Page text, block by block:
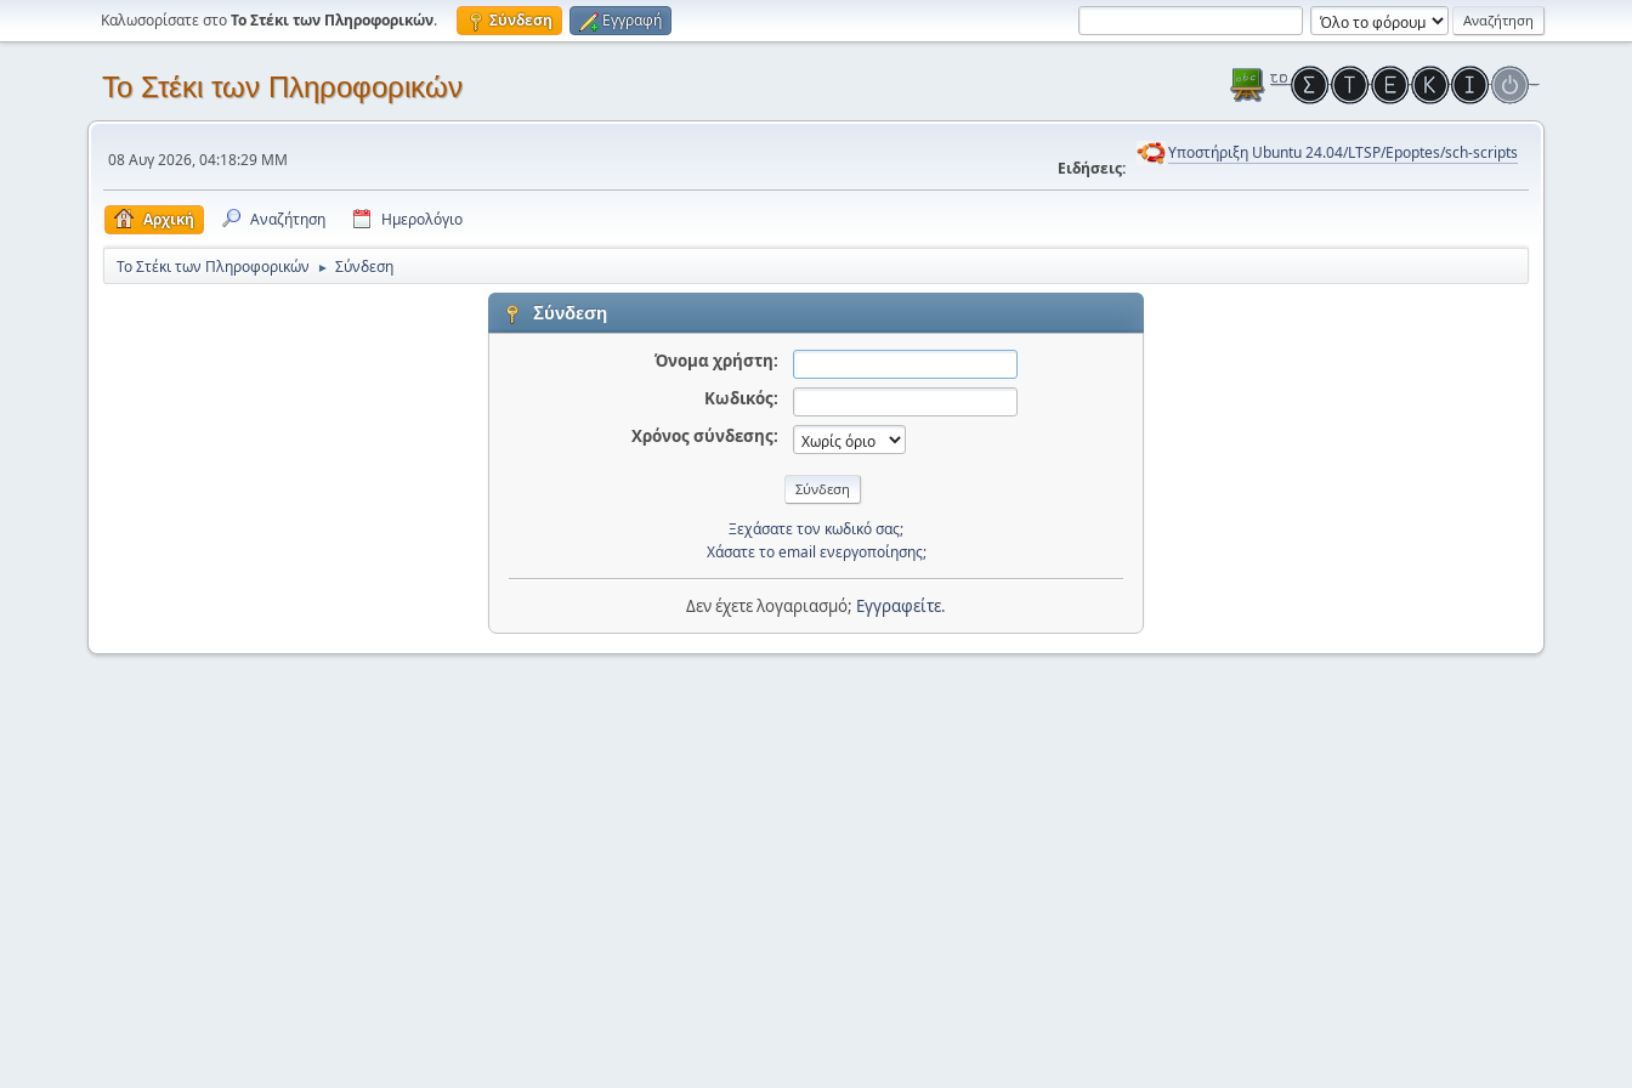
Καλωσορίσατε στοΤο Στέκι των Πληροφορικών. Σύνδεση Εγγραφή
Το Στέκι των Πληροφορικών
08 Αυγ 2026, 04:18:29 ΜΜ Ειδήσεις:
Υποστήριξη Ubuntu 24.04/LTSP/Epoptes/sch-scripts
Αρχική Αναζήτηση Ημερολόγιο
Το Στέκι των Πληροφορικών ► Σύνδεση
Σύνδεση
Όνομα χρήστη:
Κωδικός:
Χρόνος σύνδεσης:
Ξεχάσατε τον κωδικό σας;
Χάσατε το email ενεργοποίησης;
Δεν έχετε λογαριασμό; Εγγραφείτε.